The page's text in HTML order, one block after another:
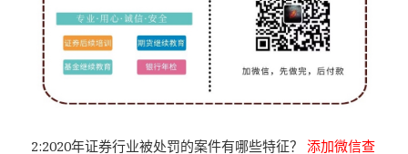
2:2020年证券行业被处罚的案件有哪些特征？添加微信查